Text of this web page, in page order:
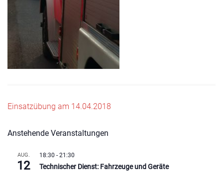
Beitragsnavigation
Einsatzübung am 14.04.2018
Anstehende Veranstaltungen
AUG.
12
18:30 - 21:30
Technischer Dienst: Fahrzeuge und Geräte